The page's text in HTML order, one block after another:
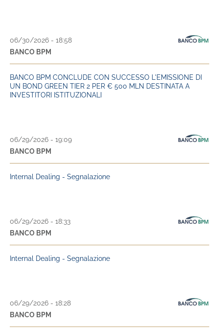
06/30/2026 - 18:58
BANCO BPM
BANCO BPM CONCLUDE CON SUCCESSO L'EMISSIONE DI
UN BOND GREEN TIER 2 PER € 500 MLN DESTINATA A
INVESTITORI ISTITUZIONALI
06/29/2026 - 19:09
BANCO BPM
Internal Dealing - Segnalazione
06/29/2026 - 18:33
BANCO BPM
Internal Dealing - Segnalazione
06/29/2026 - 18:28
BANCO BPM